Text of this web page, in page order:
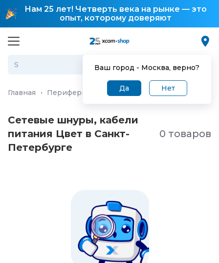
Нам 25 лет! Четверть века на рынке — это
опыт, которому доверяют
Ваш город - Москва, верно?
Да Нет
Главная · Периферия и аксессуары Кабели питания
Сетевые шнуры, кабели
питания Цвет в Санкт-
Петербургe
0 товаров